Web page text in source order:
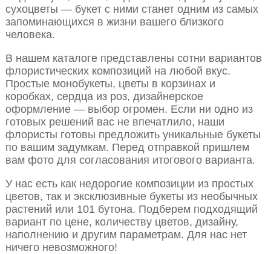
сухоцветы — букет с ними станет одним из самых
запоминающихся в жизни вашего близкого
человека.
В нашем каталоге представлены сотни вариантов
флористических композиций на любой вкус.
Простые монобукеты, цветы в корзинах и
коробках, сердца из роз, дизайнерское
оформление — выбор огромен. Если ни одно из
готовых решений вас не впечатлило, наши
флористы готовы предложить уникальные букеты
по вашим задумкам. Перед отправкой пришлем
вам фото для согласования итогового варианта.
У нас есть как недорогие композиции из простых
цветов, так и эксклюзивные букеты из необычных
растений или 101 бутона. Подберем подходящий
вариант по цене, количеству цветов, дизайну,
наполнению и другим параметрам. Для нас нет
ничего невозможного!